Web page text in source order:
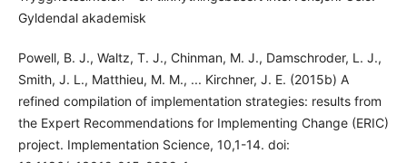
Gyldendal akademisk
Powell, B. J., Waltz, T. J., Chinman, M. J., Damschroder, L. J.,
Smith, J. L., Matthieu, M. M., ... Kirchner, J. E. (2015b) A
refined compilation of implementation strategies: results from
the Expert Recommendations for Implementing Change (ERIC)
project. Implementation Science, 10,1-14. doi: